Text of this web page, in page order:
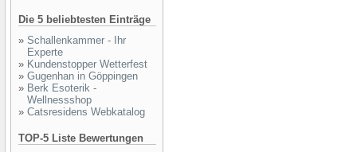
Die 5 beliebtesten Einträge
» Schallenkammer - Ihr
Experte
» Kundenstopper Wetterfest
» Gugenhan in Göppingen
» Berk Esoterik -
Wellnessshop
» Catsresidens Webkatalog
TOP-5 Liste Bewertungen